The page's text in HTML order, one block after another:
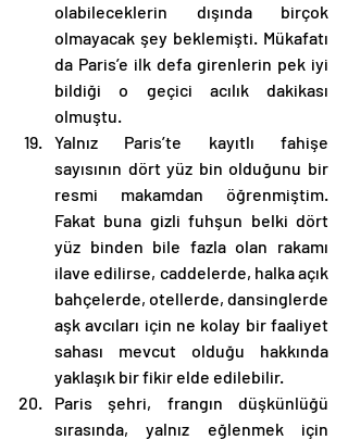
olabileceklerin dışında birçok
olmayacak şey beklemişti. Mükafatı
da Paris’e ilk defa girenlerin pek iyi
bildiği o geçici acılık dakikası
olmuştu.
Yalnız Paris’te kayıtlı fahişe
sayısının dört yüz bin olduğunu bir
resmi makamdan öğrenmiştim.
Fakat buna gizli fuhşun belki dört
yüz binden bile fazla olan rakamı
ilave edilirse, caddelerde, halka açık
bahçelerde, otellerde, dansinglerde
aşk avcıları için ne kolay bir faaliyet
sahası mevcut olduğu hakkında
yaklaşık bir fikir elde edilebilir.
Paris şehri, frangın düşkünlüğü
sırasında, yalnız eğlenmek için